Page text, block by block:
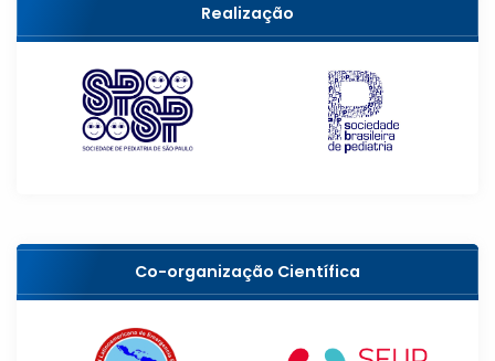
Realização
Co-organização Científica